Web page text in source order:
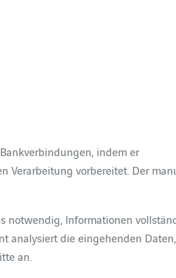
indem er
Verarbeitung vorbereitet. Der
notwendig, Informationen
analysiert die eingehenden Daten,
an.